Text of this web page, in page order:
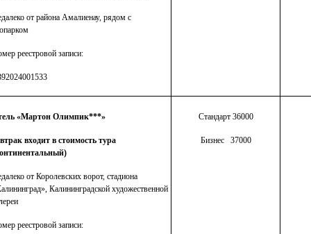
от района Амалиенау, рядом с
реестровой записи:
«Мартон Олимпик***»
входит в стоимость тура
от Королевских ворот, стадиона
Калининградской художественной
реестровой записи:
Стандарт 36000
Бизнес 37000